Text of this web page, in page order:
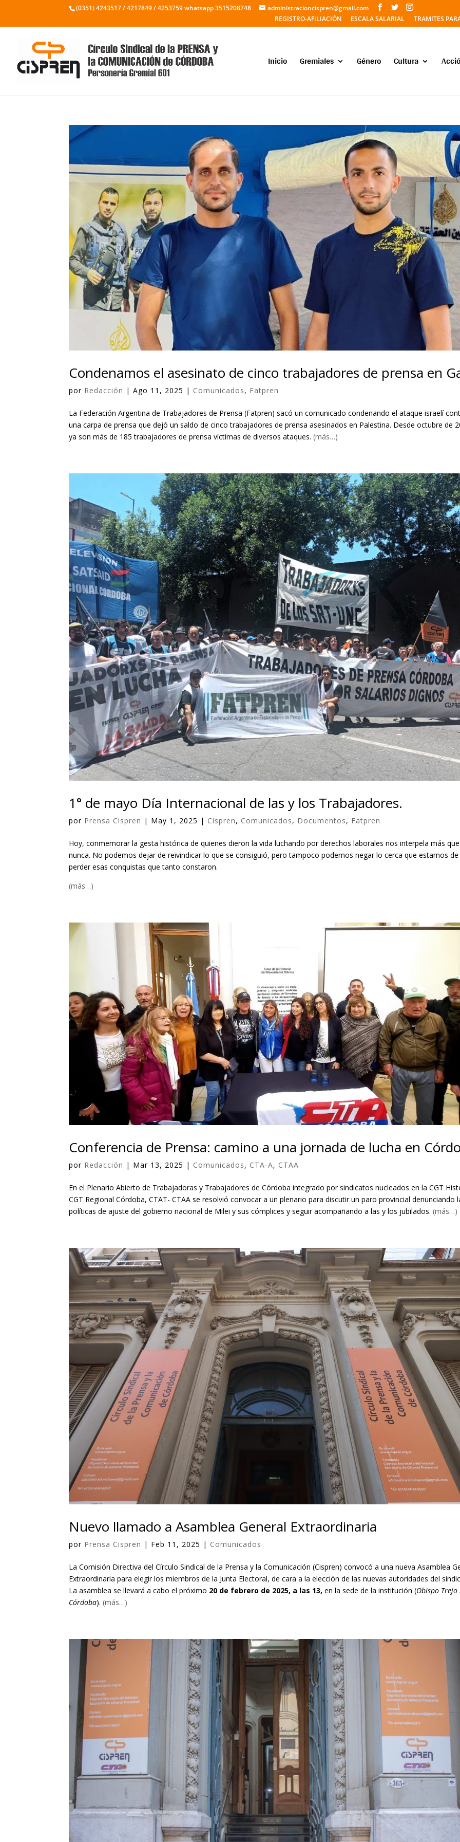
(0351) 4243517 / 4217849 / 4253759 whatsapp 3515208748
administracioncispren@gmail.com
REGISTRO-AFILIACIÓN
ESCALA SALARIAL TRAMITES
Inicio Gremiales Género Cultura
Condenamos el asesinato de cinco trabajadores de prensa en
por Redacción |Ago 11, 2025 | Comunicados, Fatpren
La Federación Argentina de Trabajadores de Prensa (Fatpren) sacó un comunicado condenando el ataque israelí
una carpa de prensa que dejó un saldo de cinco trabajadores de prensa asesinados en Palestina. Desde octubre de
ya son más de 185 trabajadores de prensa víctimas de diversos ataques.(más…)
1° de mayo Día Internacional de las y los Trabajadores.
por Prensa Cispren | May 1, 2025 | Cispren, Comunicados, Documentos, Fatpren
Hoy, conmemorar la gesta histórica de quienes dieron la vida luchando por derechos laborales nos interpela más que
nunca. No podemos dejar de reivindicar lo que se consiguió, pero tampoco podemos negar lo cerca que estamos de
perder esas conquistas que tanto constaron.
(más…)
Conferencia de Prensa: camino a una jornada de lucha en
por Redacción | Mar 13, 2025 | Comunicados, CTA-A, CTAA
En el Plenario Abierto de Trabajadoras y Trabajadores de Córdoba integrado por sindicatos nucleados en la CGT
CGT Regional Córdoba, CTAT- CTAA se resolvió convocar a un plenario para discutir un paro provincial denunciando
políticas de ajuste del gobierno nacional de Milei y sus cómplices y seguir acompañando a las y los jubilados.(más…)
Nuevo llamado a Asamblea General Extraordinaria
por Prensa Cispren | Feb 11, 2025 | Comunicados
La Comisión Directiva del Círculo Sindical de la Prensa y la Comunicación (Cispren) convocó a una nueva Asamblea
Extraordinaria para elegir los miembros de la Junta Electoral, de cara a la elección de las nuevas autoridades del
La asamblea se llevará a cabo el próximo 20 de febrero de 2025, a las 13, en la sede de la institución (Obispo Trejo
Córdoba).(más…)